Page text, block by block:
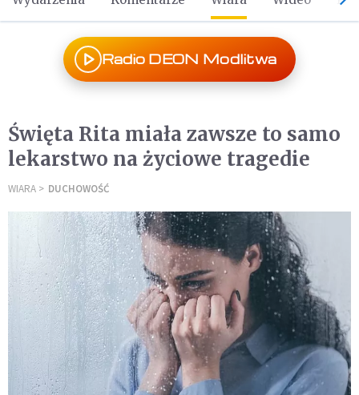
Radio DEON Modlitwa
Święta Rita miała zawsze to samo
lekarstwo na życiowe tragedie
WIARA DUCHOWOŚĆ